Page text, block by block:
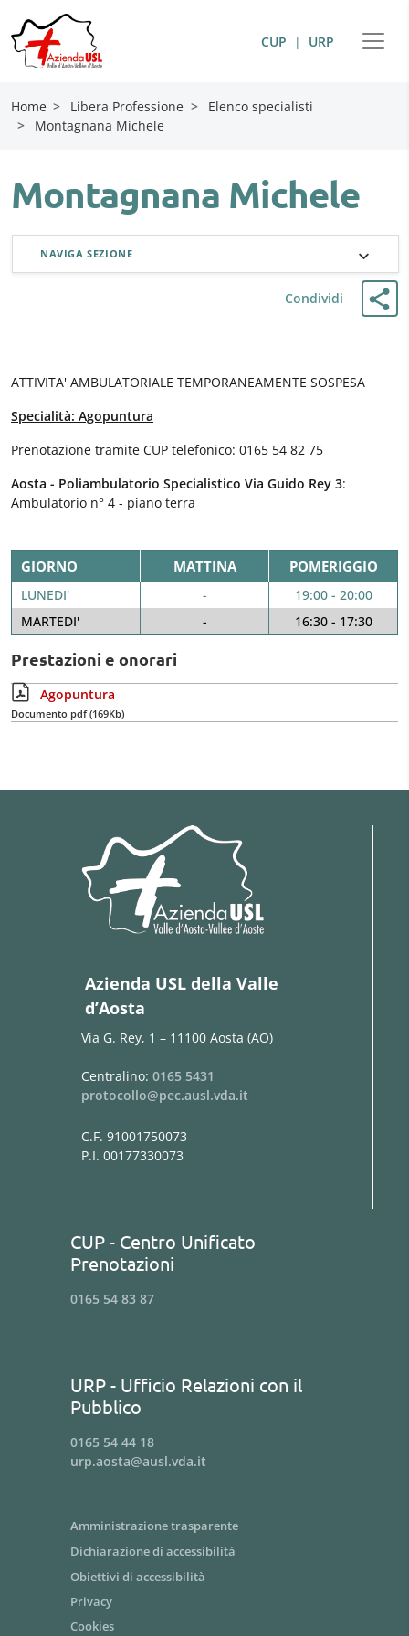
CUP | URP
Home > Libera Professione >
Elenco specialisti
>
Montagnana Michele
Montagnana Michele
ATTIVITA' AMBULATORIALE TEMPORANEAMENTE SOSPESA
Specialità: Agopuntura
Prenotazione tramite CUP telefonico: 0165 54 82 75
Aosta - Poliambulatorio Specialistico Via Guido Rey 3:
Ambulatorio n° 4 - piano terra
GIORNO MATTINA POMERIGGIO
LUNEDI' -
19:00 - 20:00
MARTEDI'
- 16:30 - 17:30
Prestazioni e onorari
Agopuntura
Documento pdf (169Kb)
Condividi
NAVIGA SEZIONE
Azienda USL della Valle
d’Aosta
Via G. Rey, 1 – 11100 Aosta (AO)
Centralino: 0165 5431
protocollo@pec.ausl.vda.it
C.F. 91001750073
P.I. 00177330073
CUP - Centro Unificato
Prenotazioni
0165 54 83 87
URP - Ufficio Relazioni con il
Pubblico
0165 54 44 18
urp.aosta@ausl.vda.it
Amministrazione trasparente
Dichiarazione di accessibilità
Obiettivi di accessibilità
Privacy
Cookies